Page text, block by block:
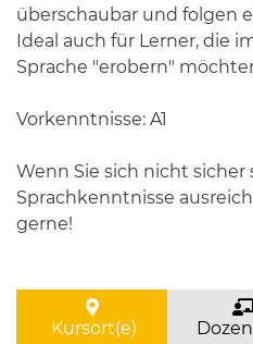
überschaubar und folgen
Ideal auch für Lerner, die
Sprache "erobern"
Vorkenntnisse: A1
Wenn Sie sich nicht sicher
Sprachkenntnisse
gerne!
Kursort(e)